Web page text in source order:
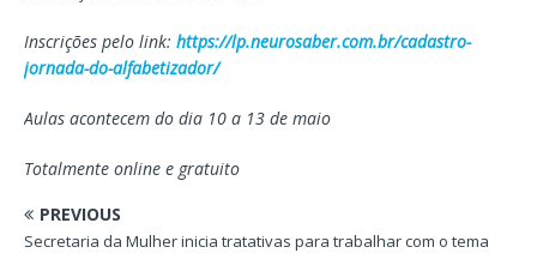
Inscrições pelo link: https://lp.neurosaber.com.br/cadastro-
jornada-do-alfabetizador/
Aulas acontecem do dia 10 a 13 de maio
Totalmente online e gratuito
PREVIOUS
Secretaria da Mulher inicia tratativas para trabalhar com o tema